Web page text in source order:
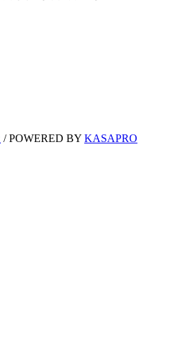
/POWERED BY KASAPRO